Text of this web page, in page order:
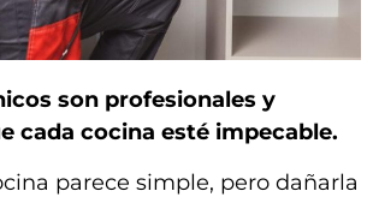
son profesionales y
cada cocina esté impecable.
parece simple, pero dañarla